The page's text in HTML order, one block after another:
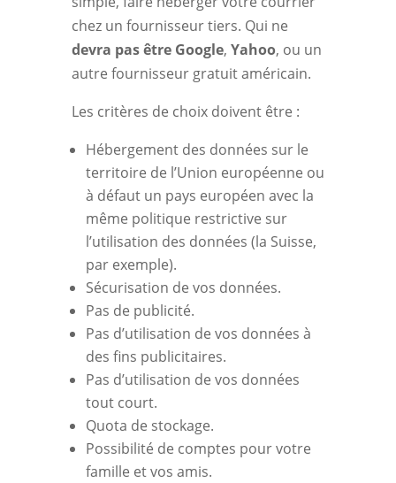
chez un fournisseur tiers. Qui ne
devra pas être Google, Yahoo, ou un
autre fournisseur gratuit américain.
Les critères de choix doivent être :
Hébergement des données sur le
territoire de l’Union européenne ou
à défaut un pays européen avec la
même politique restrictive sur
l’utilisation des données (la Suisse,
par exemple).
Sécurisation de vos données.
Pas de publicité.
Pas d’utilisation de vos données à
des fins publicitaires.
Pas d’utilisation de vos données
tout court.
Quota de stockage.
Possibilité de comptes pour votre
famille et vos amis.